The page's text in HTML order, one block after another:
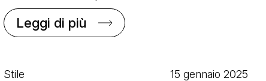
Leggi di più
Stile 15 gennaio 2025